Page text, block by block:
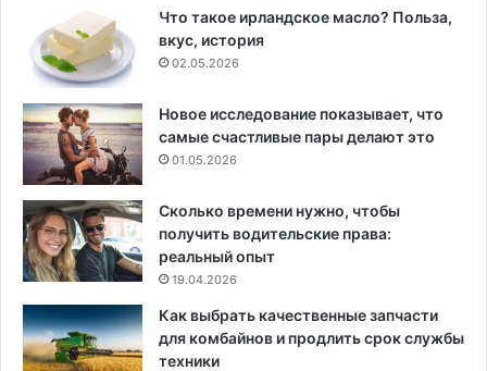
Что такое ирландское масло? Польза,
вкус, история
02.05.2026
Новое исследование показывает, что
самые счастливые пары делают это
01.05.2026
Сколько времени нужно, чтобы
получить водительские права:
реальный опыт
19.04.2026
Как выбрать качественные запчасти
для комбайнов и продлить срок службы
техники